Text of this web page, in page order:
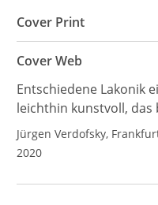
Cover Print
Cover Web
Entschiedene Lakonik
leichthin kunstvoll, das
Jürgen Verdofsky,
2020